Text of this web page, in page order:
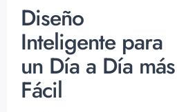
Diseño
Inteligente para
un Día a Día más
Fácil